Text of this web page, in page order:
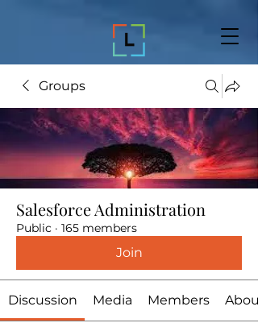
Groups
Salesforce Administration
Public · 165 members
Join
Discussion Media Members About